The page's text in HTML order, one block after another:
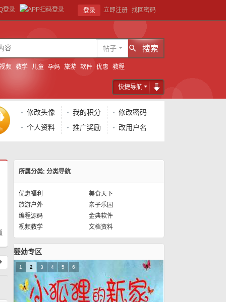
登录 立即注册 找回密码
只
帖子 搜索
视频 教学 儿童 孕妈 旅游 软件 优惠 教程
快捷导航
修改头像 我的积分
修改密码
个人资料
推广奖励 改用户名
所属分类: 分类导航
优惠福利
美食天下
旅游户外
亲子乐园
编程源码
金典软件
视频教学
文档资料
婴幼专区
1 2 3 4 5 6